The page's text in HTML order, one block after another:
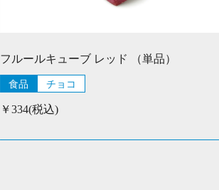
フルールキューブ レッド （単品）
食品 チョコ
￥334(税込)